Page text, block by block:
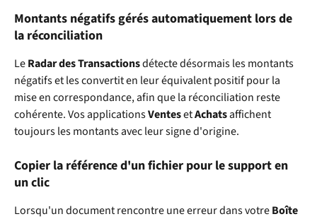
Montants négatifs gérés automatiquement lors de
la réconciliation
Le Radar des Transactions détecte désormais les montants
négatifs et les convertit en leur équivalent positif pour la
mise en correspondance, afin que la réconciliation reste
cohérente. Vos applications Ventes et Achats affichent
toujours les montants avec leur signe d'origine.
Copier la référence d'un fichier pour le support en
un clic
Lorsqu'un document rencontre une erreur dans votre Boîte